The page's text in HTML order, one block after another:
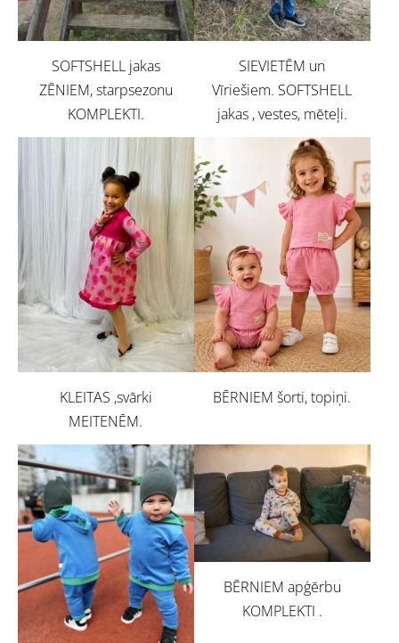
SOFTSHELL jakas
ZĒNIEM, starpsezonu
KOMPLEKTI.
SIEVIETĒM un
Vīriešiem. SOFTSHELL
jakas , vestes, mēteļi.
KLEITAS ,svārki
MEITENĒM.
BĒRNIEM šorti, topiņi.
BĒRNIEM apģērbu
KOMPLEKTI .